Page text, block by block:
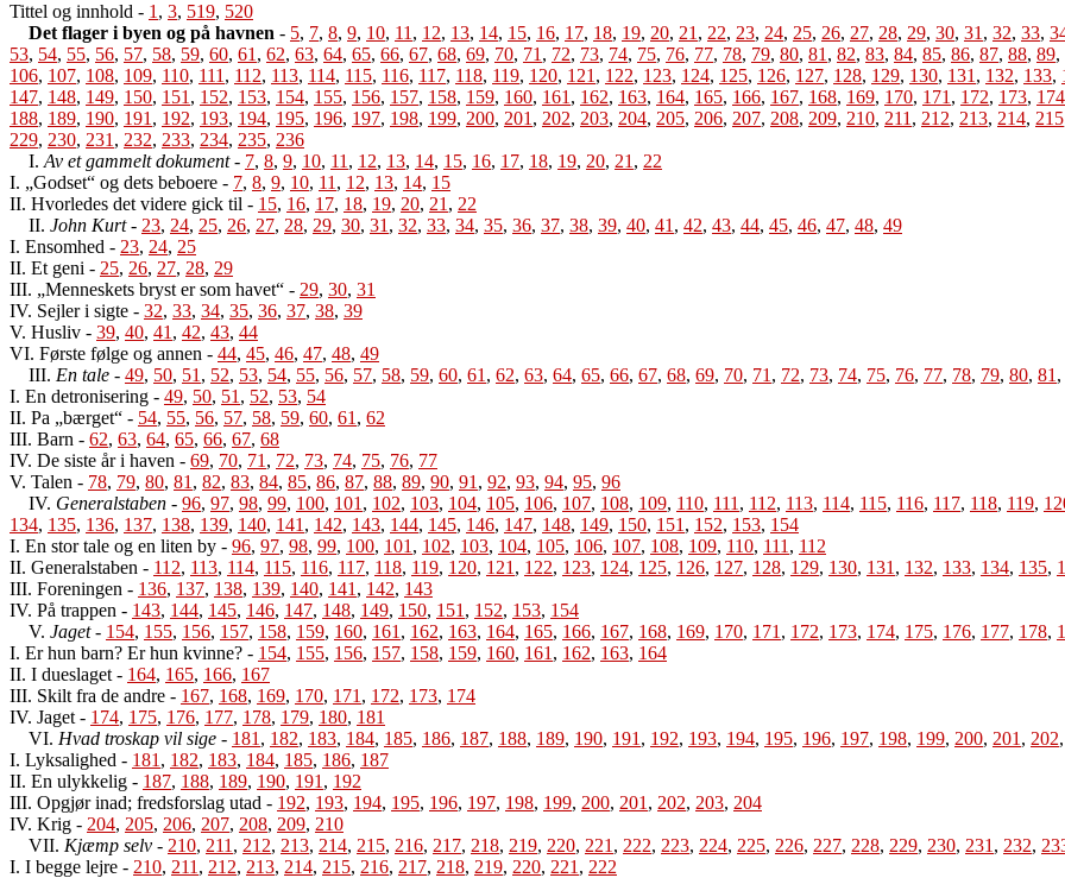
Tittel og innhold - 1 , 3, 519, 520
Det flager i byen og på havnen - 5, 7, 8, 9, 10, 11 , 12, 13, 14, 15, 16, 17, 18, 19, 20, 21 , 22, 23, 24, 25, 26, 27, 28, 29, 30, 31 , 32, 33,
53, 54, 55, 56, 57, 58, 59, 60, 61 , 62, 63, 64, 65, 66, 67, 68, 69, 70, 71 , 72, 73, 74, 75, 76, 77, 78, 79, 80, 81 , 82, 83, 84, 85, 86, 87, 88, 89,
106, 107, 108, 109, 110, 111 , 112, 113, 114, 115, 116, 117, 118, 119, 120, 121 , 122, 123, 124, 125, 126, 127, 128, 129, 130, 131 , 132, 133,
147, 148, 149, 150, 151 , 152, 153, 154, 155, 156, 157, 158, 159, 160, 161 , 162, 163, 164, 165, 166, 167, 168, 169, 170, 171 , 172, 173, 174
188, 189, 190, 191 , 192, 193, 194, 195, 196, 197, 198, 199, 200, 201 , 202, 203, 204, 205, 206, 207, 208, 209, 210, 211 , 212, 213, 214, 215
229, 230, 231 , 232, 233, 234, 235, 236
I. Av et gammelt dokument- 7, 8, 9, 10, 11 , 12, 13, 14, 15, 16, 17, 18, 19, 20, 21 , 22
I. „Godset“ og dets beboere - 7, 8, 9, 10, 11 , 12, 13, 14, 15
II. Hvorledes det videre gick til - 15, 16, 17, 18, 19, 20, 21 , 22
II. John Kurt- 23, 24, 25, 26, 27, 28, 29, 30, 31 , 32, 33, 34, 35, 36, 37, 38, 39, 40, 41 , 42, 43, 44, 45, 46, 47, 48, 49
I. Ensomhed - 23, 24, 25
II. Et geni - 25, 26, 27, 28, 29
III. „Menneskets bryst er som havet“ - 29, 30, 31
IV. Sejler i sigte - 32, 33, 34, 35, 36, 37, 38, 39
V. Husliv - 39, 40, 41 , 42, 43, 44
VI. Første følge og annen - 44, 45, 46, 47, 48, 49
III. En tale - 49, 50, 51 , 52, 53, 54, 55, 56, 57, 58, 59, 60, 61 , 62, 63, 64, 65, 66, 67, 68, 69, 70, 71 , 72, 73, 74, 75, 76, 77, 78, 79, 80, 81 ,
I. En detronisering - 49, 50, 51 , 52, 53, 54
II. Pa „bærget“ - 54, 55, 56, 57, 58, 59, 60, 61 , 62
III. Barn - 62, 63, 64, 65, 66, 67, 68
IV. De siste år i haven - 69, 70, 71 , 72, 73, 74, 75, 76, 77
V. Talen - 78, 79, 80, 81 , 82, 83, 84, 85, 86, 87, 88, 89, 90, 91 , 92, 93, 94, 95, 96
IV. Generalstaben - 96, 97, 98, 99, 100, 101 , 102, 103, 104, 105, 106, 107, 108, 109, 110, 111 , 112, 113, 114, 115, 116, 117, 118, 119,
134, 135, 136, 137, 138, 139, 140, 141 , 142, 143, 144, 145, 146, 147, 148, 149, 150, 151 , 152, 153, 154
I. En stor tale og en liten by - 96, 97, 98, 99, 100, 101 , 102, 103, 104, 105, 106, 107, 108, 109, 110, 111 , 112
II. Generalstaben - 112, 113, 114, 115, 116, 117, 118, 119, 120, 121 , 122, 123, 124, 125, 126, 127, 128, 129, 130, 131 , 132, 133, 134, 135,
III. Foreningen - 136, 137, 138, 139, 140, 141 , 142, 143
IV. På trappen - 143, 144, 145, 146, 147, 148, 149, 150, 151 , 152, 153, 154
V. Jaget- 154, 155, 156, 157, 158, 159, 160, 161 , 162, 163, 164, 165, 166, 167, 168, 169, 170, 171 , 172, 173, 174, 175, 176, 177, 178,
I. Er hun barn? Er hun kvinne? - 154, 155, 156, 157, 158, 159, 160, 161 , 162, 163, 164
II. I dueslaget - 164, 165, 166, 167
III. Skilt fra de andre - 167, 168, 169, 170, 171 , 172, 173, 174
IV. Jaget - 174, 175, 176, 177, 178, 179, 180, 181
VI. Hvad troskap vil sige - 181 , 182, 183, 184, 185, 186, 187, 188, 189, 190, 191 , 192, 193, 194, 195, 196, 197, 198, 199, 200, 201 , 202
I. Lyksalighed - 181 , 182, 183, 184, 185, 186, 187
II. En ulykkelig - 187, 188, 189, 190, 191 , 192
III. Opgjør inad; fredsforslag utad - 192, 193, 194, 195, 196, 197, 198, 199, 200, 201 , 202, 203, 204
IV. Krig - 204, 205, 206, 207, 208, 209, 210
VII. Kjæmp selv - 210, 211 , 212, 213, 214, 215, 216, 217, 218, 219, 220, 221 , 222, 223, 224, 225, 226, 227, 228, 229, 230, 231 , 232,
I. I begge lejre - 210, 211 , 212, 213, 214, 215, 216, 217, 218, 219, 220, 221 , 222